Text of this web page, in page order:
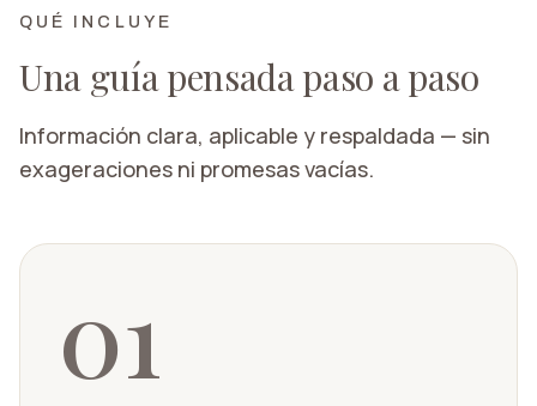
QUÉ INCLUYE
Una guía pensada paso a paso
Información clara, aplicable y respaldada — sin
exageraciones ni promesasvacías.
01